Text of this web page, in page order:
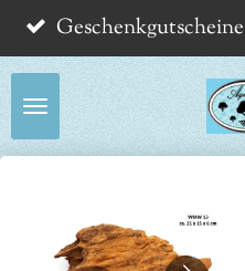
Zum
Hauptinhalt
springen